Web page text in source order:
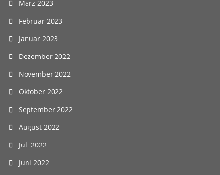
März 2023
Februar 2023
Januar 2023
Dezember 2022
November 2022
Oktober 2022
September 2022
August 2022
Juli 2022
Juni 2022